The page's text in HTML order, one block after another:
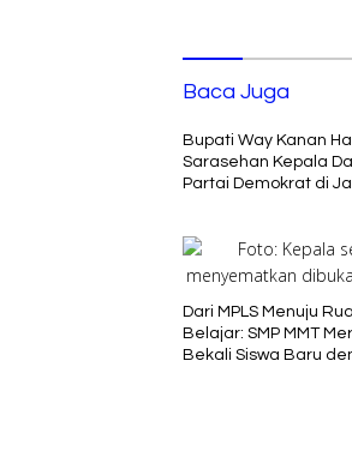
Baca Juga
Bupati Way Kanan
Sarasehan Kepala
Partai Demokrat di
Dari MPLS Menuju
Belajar: SMP MMT
Bekali Siswa Baru